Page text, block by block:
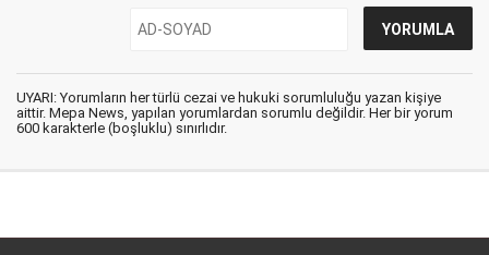
UYARI: Yorumların her türlü cezai ve hukuki sorumluluğu yazan kişiye
aittir. Mepa News, yapılan yorumlardan sorumlu değildir. Her bir yorum
600 karakterle (boşluklu) sınırlıdır.